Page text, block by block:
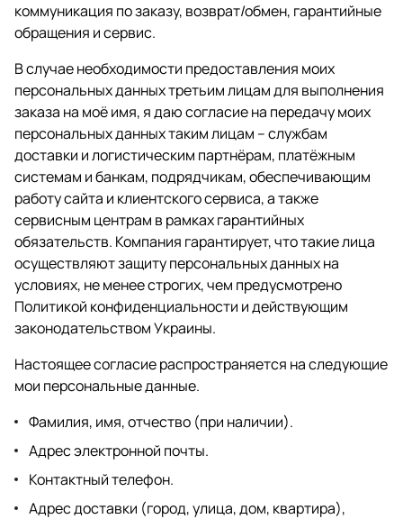
коммуникация по заказу, возврат/обмен, гарантийные
обращения и сервис.
В случае необходимости предоставления моих
персональных данных третьим лицам для выполнения
заказа на моё имя, я даю согласие на передачу моих
персональных данных таким лицам – службам
доставки и логистическим партнёрам, платёжным
системам и банкам, подрядчикам, обеспечивающим
работу сайта и клиентского сервиса, а также
сервисным центрам в рамках гарантийных
обязательств. Компания гарантирует, что такие лица
осуществляют защиту персональных данных на
условиях, не менее строгих, чем предусмотрено
Политикой конфиденциальности и действующим
законодательством Украины.
Настоящее согласие распространяется на следующие
мои персональные данные.
Фамилия, имя, отчество (при наличии).
Адрес электронной почты.
Контактный телефон.
Адрес доставки (город, улица, дом, квартира),